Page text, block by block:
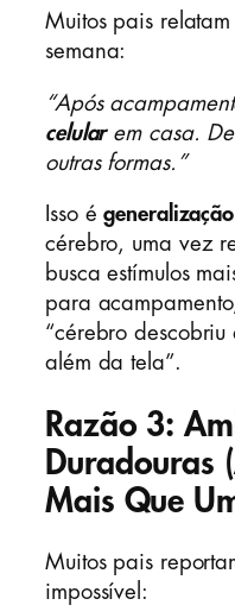
Muitos pais
semana:
“Após
celularem casa.
outras formas.”
Isso é
cérebro, uma vez
busca estímulos
para
“cérebro
além da tela”.
Razão 3:
Duradouras
Mais Que
Muitos pais
impossível: